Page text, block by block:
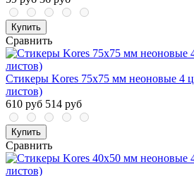
Купить
Сравнить
Стикеры Kores 75х75 мм неоновые 4
листов)
610 руб 514 руб
Купить
Сравнить